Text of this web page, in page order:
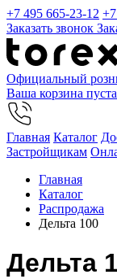
+7 495 665-23-12
Заказать звонок
Официальный
Ваша корзина пуста
Главная Каталог
Застройщикам
Главная
Каталог
Распродажа
Дельта 100
Дельта